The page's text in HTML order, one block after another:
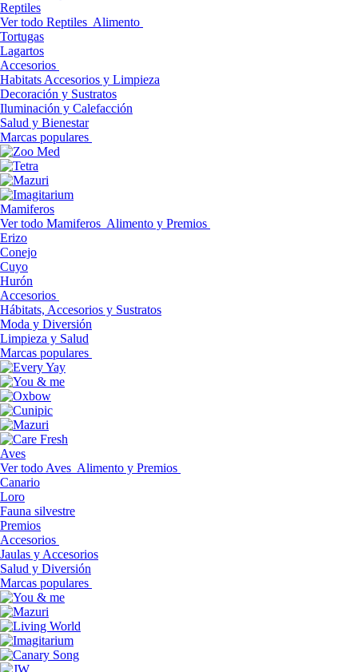
Reptiles
Ver todo Reptiles Alimento
Tortugas
Lagartos
Accesorios
Habitats Accesorios y Limpieza
Decoración y Sustratos
Iluminación y Calefacción
Salud y Bienestar
Marcas populares
Mamiferos
Ver todo Mamiferos Alimento y Premios
Erizo
Conejo
Cuyo
Hurón
Accesorios
Hábitats, Accesorios y Sustratos
Moda y Diversión
Limpieza y Salud
Marcas populares
Aves
Ver todo Aves Alimento y Premios
Canario
Loro
Fauna silvestre
Premios
Accesorios
Jaulas y Accesorios
Salud y Diversión
Marcas populares